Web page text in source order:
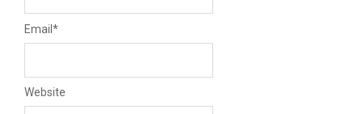
Email *
Website